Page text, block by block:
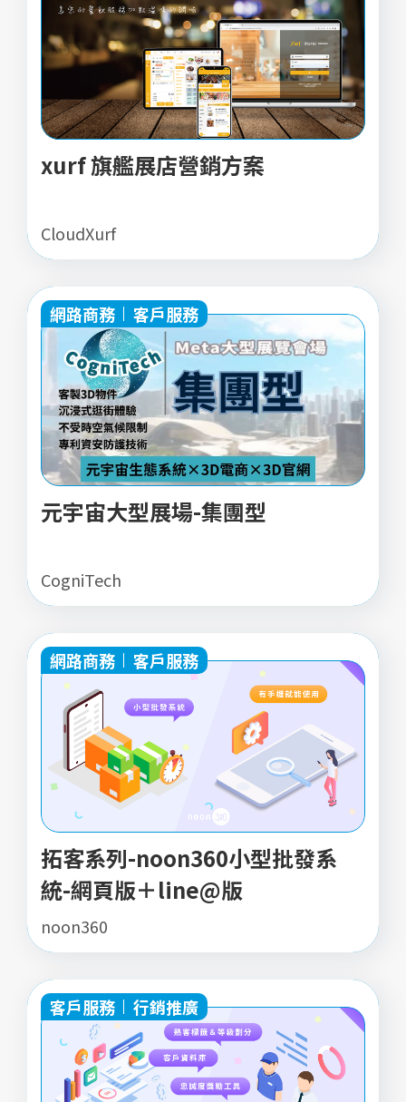
xurf 旗艦展店營銷方案
CloudXurf
網路商務 客戶服務
元宇宙大型展場-集團型
CogniTech
網路商務 客戶服務
拓客系列-noon360小型批發系
統-網頁版＋line@版
noon360
客戶服務 行銷推廣